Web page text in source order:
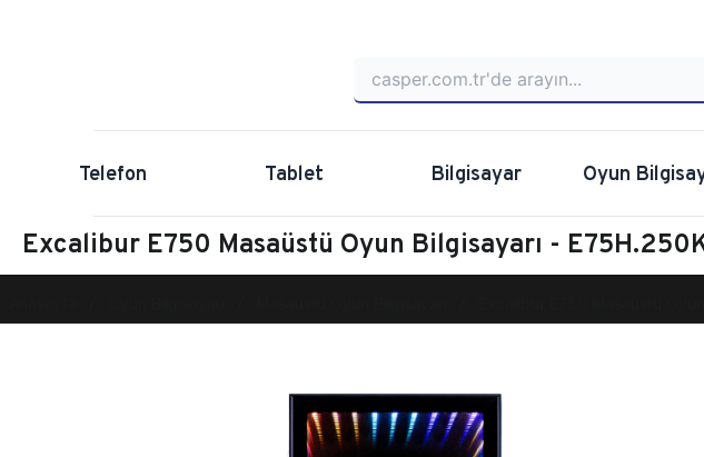
Telefon Tablet Bilgisayar Oyun
Excalibur E750 Masaüstü Oyun Bilgisayarı -